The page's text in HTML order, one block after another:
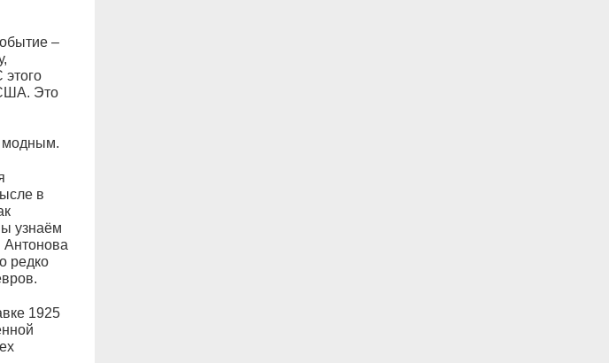
–
Это
модным.
в
узнаём
редко
1925